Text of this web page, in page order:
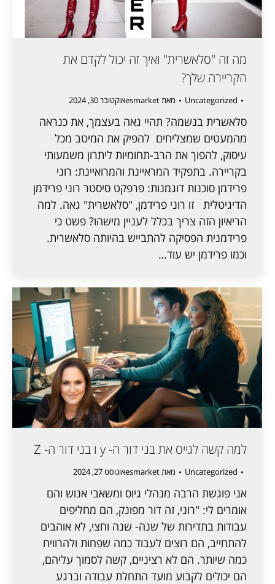
מה זה "סלאשרית" ואיך זה יכול לקדם את
הקריירה שלך?
Uncategorized מאתesmarketאוקטובר 30, 2024
סלאשרית בנשמה? תהיי גאה בעצמך, את כנראה
מהמעטים שמצליחים להפיק את המיטב מכל
עיסוק, להפוך את הרב-תחומיות ליתרון משמעותי
בקריירה. בתפקיד המראיינת והמרואיינת: רוני
פרידמן סוכנות דוגמנות: פרפקט סיסטר רוני פרידמן
הדיגיטלית זו רוני פרידמן, "סלאשרית" גאה. למה
הריאיון הזה צריך בכלל לעניין מישהו? פשט כי
פרידמנית הפסיקה להתבייש בהיותה סלאשרית.
וכמו פרידמן יש עוד…
למה קשה לגייס את בני דור ה- y ו בני דור ה- Z
Uncategorized מאתesmarketאוגוסט 27, 2024
אני פוגשת הרבה מנהלי גיוס ומשאבי אנוש והם
אומרים לי: "רוני, זה דור מפונק, הם מחליפים
עבודות בתדירות של שנה- שנה וחצי, לא אוהבים
להתחייב, הם רוצים לעבוד כמה שפחות ולהרוויח
כמה שיותר. הם לא רציניים, קשה לסמוך עליהם,
הם יכולים לקבוע מועד התחלת עבודה וברגע